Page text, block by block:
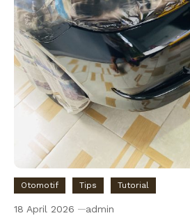
Otomotif Tips Tutorial
18 April 2026 admin